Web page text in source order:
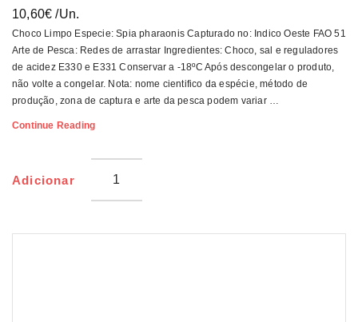
10,60€ /Un.
Choco Limpo Especie: Spia pharaonis Capturado no: Indico Oeste FAO 51
Arte de Pesca: Redes de arrastar Ingredientes: Choco, sal e reguladores
de acidez E330 e E331 Conservar a -18ºC Após descongelar o produto,
não volte a congelar. Nota: nome cientifico da espécie, método de
produção, zona de captura e arte da pesca podem variar …
Continue ReadingChoco
13/20
800gr
Adicionar